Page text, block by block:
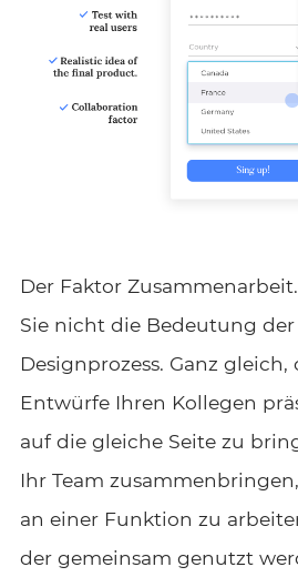
Der Faktor
Sie nicht die Bedeutung
Designprozess. Ganz gleich,
Entwürfe Ihren Kollegen
auf die gleiche Seite zu
Ihr Team
an einer Funktion zu
der gemeinsam genutzt